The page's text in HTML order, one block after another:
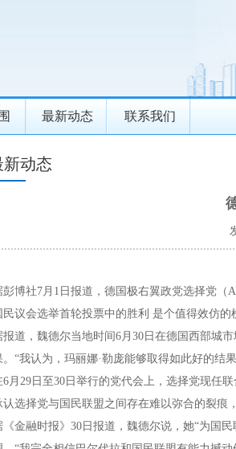
最新动态 联系我们
新动态
彭博社7月1日报道，德国极右翼政党选择党（
民议会选举首轮投票中的胜利 是个值得效仿的
报道，魏德尔当地时间6月30日在德国西部城
。“我认为，玛丽娜·勒庞能够取得如此好的结
6月29日至30日举行的党代会上，选择党现任
认选择党与国民联盟之间存在难以弥合的裂痕
《金融时报》30日报道，魏德尔说，她“为国